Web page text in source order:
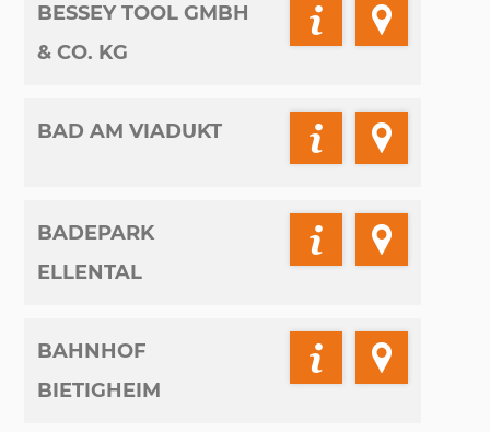
BESSEY TOOL GMBH
& CO. KG
BAD AM VIADUKT
BADEPARK
ELLENTAL
BAHNHOF
BIETIGHEIM